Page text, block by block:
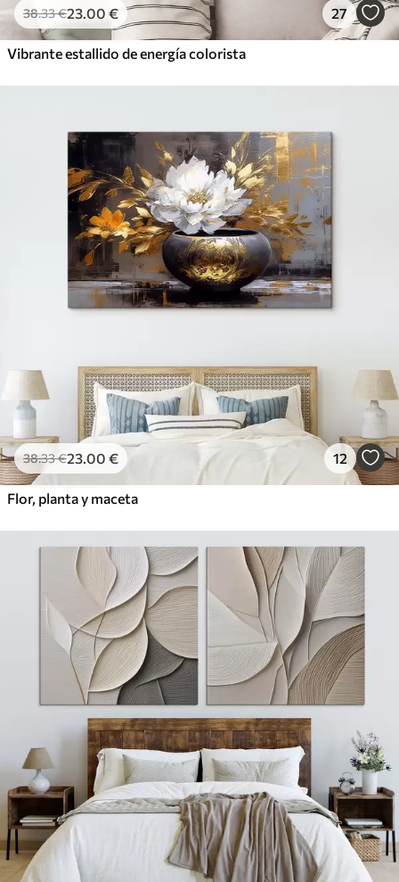
38.33€23.00 € 27
Vibrante estallido de energía colorista
38.33€23.00 € 12
Flor, planta y maceta